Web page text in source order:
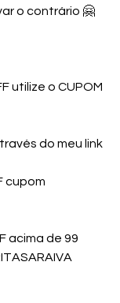
o contrário 🤗
utilize o CUPOM
do meu link
cupom
acima de 99